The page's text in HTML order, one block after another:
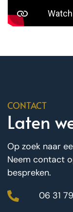
CONTACT
Laten
Op zoek naar
Neem contact
bespreken.
06 31